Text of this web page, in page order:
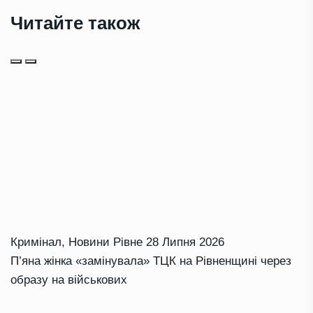
Читайте також
Кримінал, Новини Рівне 28 Липня 2026
П’яна жінка «замінувала» ТЦК на Рівненщині через
образу на військових